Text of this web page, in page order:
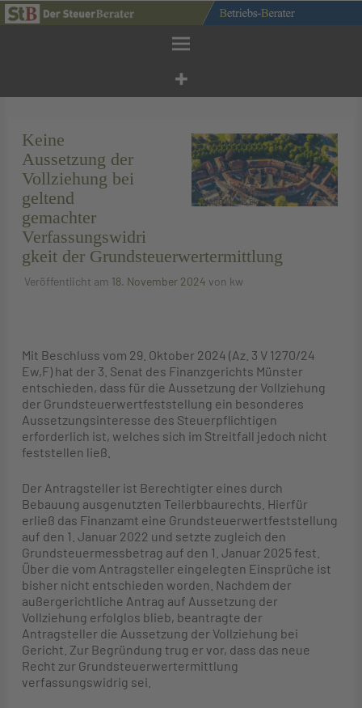
Zum
Inhalt
© IMAGO / Hans Blossey
Keine
Aussetzung der
Vollziehung bei
geltend
gemachter
Verfassungswidri
gkeit der Grundsteuerwertermittlung
Veröffentlicht am 18. November 2024 von kw
Mit Beschluss vom 29. Oktober 2024 (Az. 3 V 1270/24
Ew,F) hat der 3. Senat des Finanzgerichts Münster
entschieden, dass für die Aussetzung der Vollziehung
der Grundsteuerwertfeststellung ein besonderes
Aussetzungsinteresse des Steuerpflichtigen
erforderlich ist, welches sich im Streitfall jedoch nicht
feststellen ließ.
Der Antragsteller ist Berechtigter eines durch
Bebauung ausgenutzten Teilerbbaurechts. Hierfür
erließ das Finanzamt eine Grundsteuerwertfeststellung
auf den 1. Januar 2022 und setzte zugleich den
Grundsteuermessbetrag auf den 1. Januar 2025 fest.
Über die vom Antragsteller eingelegten Einsprüche ist
bisher nicht entschieden worden. Nachdem der
außergerichtliche Antrag auf Aussetzung der
Vollziehung erfolglos blieb, beantragte der
Antragsteller die Aussetzung der Vollziehung bei
Gericht. Zur Begründung trug er vor, dass das neue
Recht zur Grundsteuerwertermittlung
verfassungswidrig sei.